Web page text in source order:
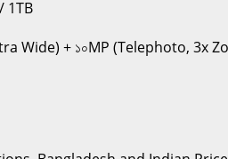
1TB
Wide) + ১০MP (Telephoto, 3x